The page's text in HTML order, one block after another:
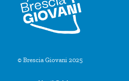
© Brescia Giovani 2025